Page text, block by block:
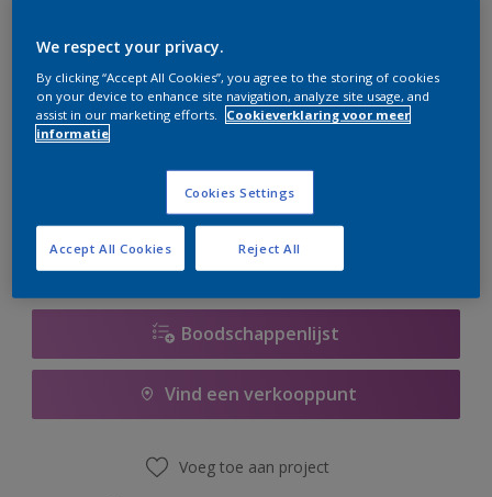
Aantal Verfcalculator
Bereken
Op dit moment is het niet mogelijk dit product online
te bestellen. Bezoek je dichtstbijzijnde winkel of klik op
de knop hieronder.
Boodschappenlijst
Vind een verkooppunt
Voeg toe aan project
We respect your privacy.
By clicking “Accept All Cookies”, you agree to the storing of cookies
on your device to enhance site navigation, analyze site usage, and
assist in our marketing efforts.
Cookieverklaring voor meer
informatie
Cookies Settings
Reject All
Accept All Cookies